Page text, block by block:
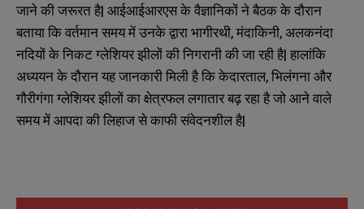
जाने की जरूरत है| आईआईआरएस के वैज्ञानिकों ने बैठक के दौरान
बताया कि वर्तमान समय में उनके द्वारा भागीरथी, मंदाकिनी, अलकनंदा
नदियों के निकट ग्लेशियर झीलों की निगरानी की जा रही है| हालांकि
अध्ययन के दौरान यह जानकारी मिली है कि केदारताल, भिलंगना और
गौरीगंगा ग्लेशियर झीलों का क्षेत्रफल लगातार बढ़ रहा है जो आने वाले
समय में आपदा की लिहाज से काफी संवेदनशील है|